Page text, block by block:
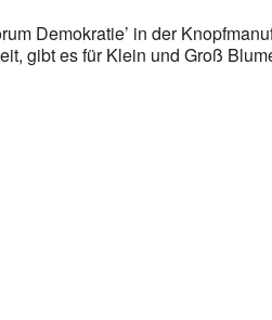
Demokratie’ in der
gibt es für Klein und Groß